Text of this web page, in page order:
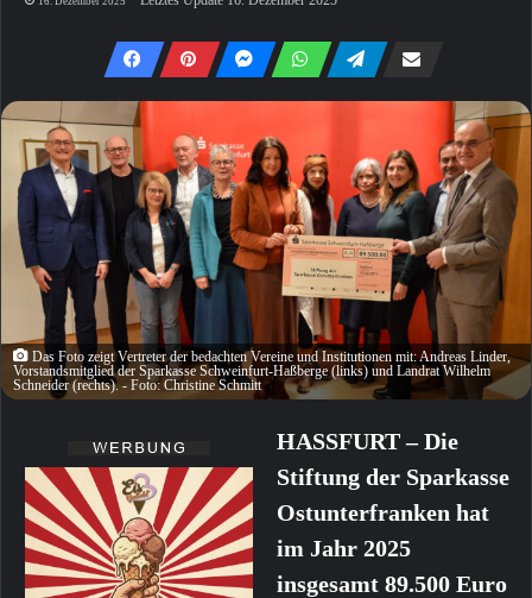
Das Foto zeigt Vertreter der bedachten Vereine und Institutionen mit: Andreas Linder,
Vorstandsmitglied der Sparkasse Schweinfurt-Haßberge (links) und Landrat Wilhelm
Schneider (rechts). - Foto: Christine Schmitt
HASSFURT – Die
Stiftung der Sparkasse
Ostunterfranken hat
im Jahr 2025
insgesamt 89.500 Euro